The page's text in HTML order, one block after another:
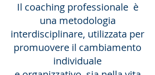
Il coaching professionale è
una metodologia
interdisciplinare, utilizzata per
promuovere il cambiamento
individuale